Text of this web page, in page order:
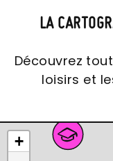
LA
Découvrez
loisirs et
+